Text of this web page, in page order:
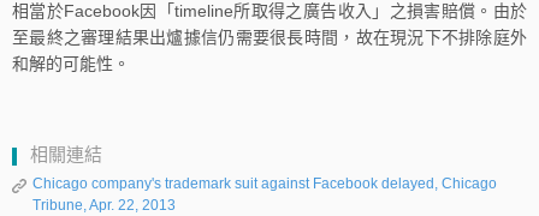
相當於Facebook因「timeline所取得之廣告收入」之損害賠償。由於
至最終之審理結果出爐據信仍需要很長時間，故在現況下不排除庭外
和解的可能性。
相關連結
Chicago company's trademark suit against Facebook delayed, Chicago
Tribune, Apr. 22, 2013